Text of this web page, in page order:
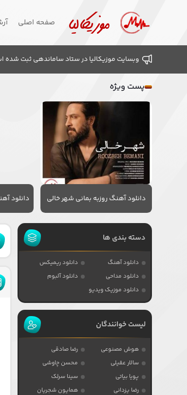
صفحه اصلی
وبسایت موزیکالیا در ستاد ساماندهی ثبت شده
پست ویژه
دانلود آهنگ روزبه بمانی شهر خالی دانلود
دسته بندی ها
دانلود آهنگ
دانلود ریمیکس
دانلود مداحی
دانلود آلبوم
دانلود موزیک ویدیو
لیست خوانندگان
هوش مصنوعی
رضا صادقی
سالار عقیلی
محسن چاوشی
پویا بیاتی
سینا سرلک
رضا یزدانی
همایون شجریان